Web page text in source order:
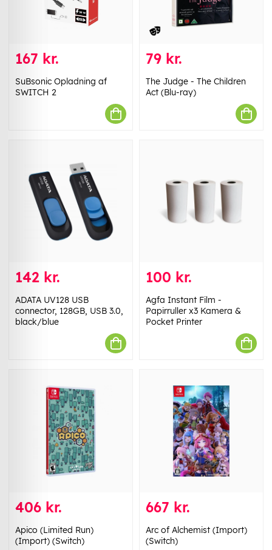
167 kr.
SuBsonic Opladning af
SWITCH 2
79 kr.
The Judge - The Children
Act (Blu-ray)
142 kr.
ADATA UV128 USB
connector, 128GB, USB 3.0,
black/blue
100 kr.
Agfa Instant Film -
Papirruller x3 Kamera &
Pocket Printer
406 kr.
Apico (Limited Run)
(Import) (Switch)
667 kr.
Arc of Alchemist (Import)
(Switch)